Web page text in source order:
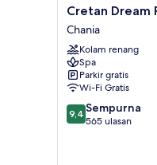
Cretan
Dream
Resort
and
Spa
Chania
Cretan Dream
Chania
Kolam renang
Spa
Parkir gratis
Wi-Fi Gratis
9.4
dari
9,4 Sempurna
565 ulasan